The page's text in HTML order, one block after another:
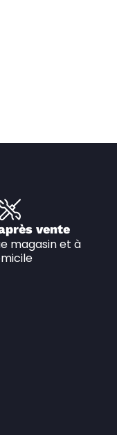
vente
magasin et à